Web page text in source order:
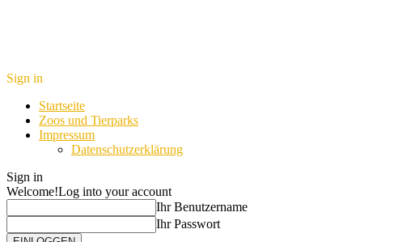
Sign in
Startseite
Zoos und Tierparks
Impressum
Datenschutzerklärung
Sign in
Welcome!Log into your account
Ihr Benutzername
Ihr Passwort